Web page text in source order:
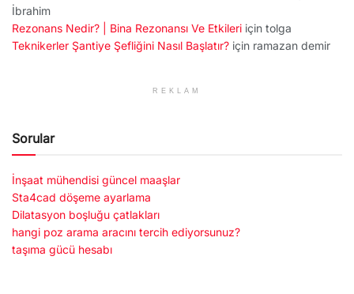
İbrahim
Rezonans Nedir? | Bina Rezonansı Ve Etkileri için tolga
Teknikerler Şantiye Şefliğini Nasıl Başlatır? için ramazan demir
REKLAM
Sorular
İnşaat mühendisi güncel maaşlar
Sta4cad döşeme ayarlama
Dilatasyon boşluğu çatlakları
hangi poz arama aracını tercih ediyorsunuz?
taşıma gücü hesabı